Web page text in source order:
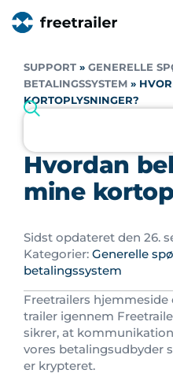
SUPPORT » GENERELLE
BETALINGSSYSTEM »
KORTOPLYSNINGER?
Hvordan
mine
Sidst opdateret den 26.
Kategorier: Generelle
betalingssystem
Freetrailers hjemmeside
trailer igennem
sikrer, at
vores betalingsudbyder
er krypteret.